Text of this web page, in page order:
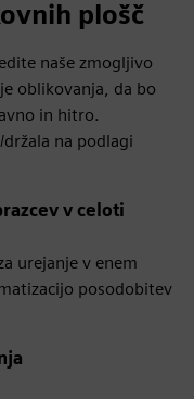
plošč
naše zmogljivo
oblikovanja, da bo
in hitro.
na podlagi
v celoti
urejanje v enem
posodobitev